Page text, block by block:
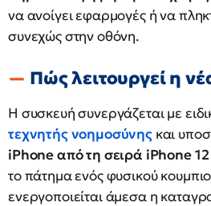
να ανοίγει εφαρμογές ή να
συνεχώς στην οθόνη.
Πώς λειτουργεί η
Η συσκευή συνεργάζεται με
τεχνητής νοημοσύνηςκαι
iPhone από τη σειρά iPhone 12
το πάτημα ενός φυσικού
ενεργοποιείται άμεσα η